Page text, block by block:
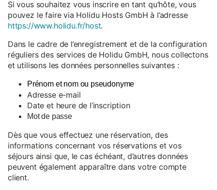
Si vous souhaitez vous inscrire en tant qu’hôte, vous
pouvez le faire via Holidu Hosts GmbH à l’adresse
https://www.holidu.fr/host.
Dans le cadre de l’enregistrement et de la configuration
réguliers des services de Holidu GmbH, nous collectons
et utilisons les données personnelles suivantes :
Prénom et nom ou pseudonyme
Adresse e-mail
Date et heure de l’inscription
Mot de passe
Dès que vous effectuez une réservation, des
informations concernant vos réservations et vos
séjours ainsi que, le cas échéant, d’autres données
peuvent également apparaître dans votre compte
client.